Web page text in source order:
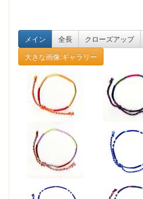
メイン 全長 クローズアップ
大きな画像:ギャラリー